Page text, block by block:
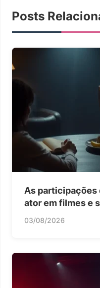
Posts
As participações
ator em filmes e
03/08/2026